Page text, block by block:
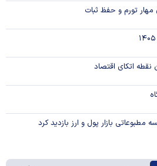
تورم و حفظ ثبات
اتکای اقتصاد
بازار پول و ارز بازدید کرد